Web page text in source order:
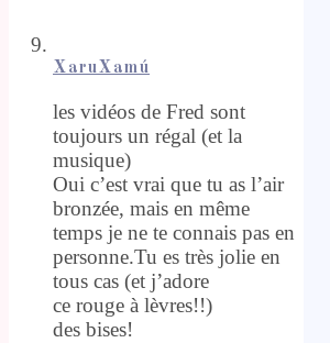
XaruXamú
les vidéos de Fred sont
toujours un régal (et la
musique)
Oui c’est vrai que tu as l’air
bronzée, mais en même
temps je ne te connais pas en
personne.Tu es très jolie en
tous cas (et j’adore
ce rouge à lèvres!!)
des bises!